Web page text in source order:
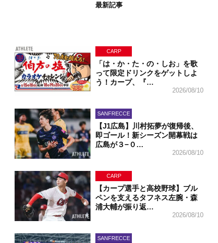
最新記事
CARP
「は・か・た・の・しお」を歌
って限定ドリンクをゲットしよ
う！カープ、『…
2026/08/10
SANFRECCE
【J1広島】川村拓夢が復帰後、
即ゴール！新シーズン開幕戦は
広島が３−０…
2026/08/10
CARP
【カープ選手と高校野球】ブル
ペンを支えるタフネス左腕・森
浦大輔が振り返…
2026/08/10
SANFRECCE